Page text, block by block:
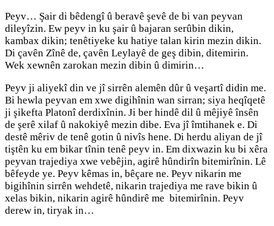
Peyv… Şair di bêdengî û beravê şevê de bi van peyvan
dileyîzin. Ew peyv in ku şair û bajaran serûbin dikin,
kambax dikin; tenêtiyeke ku hatiye talan kirin mezin dikin.
Di çavên Zînê de, çavên Leylayê de geş dibin, ditemirin.
Wek xewnên zarokan mezin dibin û dimirin…
Peyv ji aliyekî din ve jî sirrên alemên dûr û veşartî didin me.
Bi hewla peyvan em xwe digihînin wan sirran; siya heqîqetê
ji şikefta Platonî derdixînin. Ji ber hindê dil û mêjiyê însên
de şerê xilaf û nakokiyê mezin dibe. Eva jî îmtihanek e. Di
destê mêriv de tenê gotin û nivîs hene. Di herdu aliyan de jî
tiştên ku em bikar tînin tenê peyv in. Em dixwazin ku bi xêra
peyvan trajediya xwe vebêjin, agirê hûndirîn bitemirînin. Lê
bêfeyde ye. Peyv kêmas in, bêçare ne. Peyv nikarin me
bigihînin sirrên wehdetê, nikarin trajediya me rave bikin û
xelas bikin, nikarin agirê hûndirê me bitemirînin. Peyv
derew in, tiryak in…